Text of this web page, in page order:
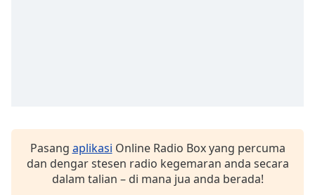
Reset
Close
Pasang aplikasi Online Radio Box yang percuma
dan dengar stesen radio kegemaran anda secara
dalam talian – di mana jua anda berada!